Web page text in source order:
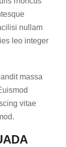
nullam
leo integer
massa
vitae